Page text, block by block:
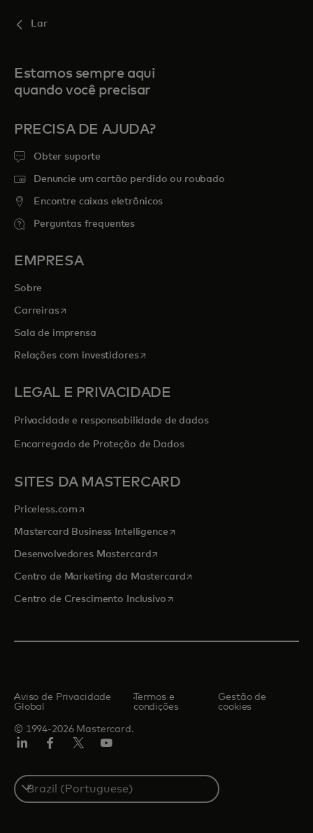
Lar
Estamos sempre aqui
quando você precisar
PRECISA DE AJUDA?
Obter suporte
Denuncie um cartão perdido ou roubado
Encontre caixas eletrônicos
Perguntas frequentes
EMPRESA
Sobre
Carreirasabre em uma nova guia
Sala de imprensa
Relações com investidoresabre em uma nova guia
LEGAL E PRIVACIDADE
Privacidade e responsabilidade de dados
Encarregado de Proteção de Dados
SITES DA MASTERCARD
Priceless.com abre em uma nova guia
Mastercard Business Intelligenceabre em uma nova guia
Desenvolvedores Mastercardabre em uma nova guia
Centro de Marketing da Mastercardabre em uma nova guia
Centro de Crescimento Inclusivoabre em uma nova guia
© 1994-2026 Mastercard.
Aviso de Privacidade
Global
Termos e
condições
Gestão de
cookies
Select
a
country